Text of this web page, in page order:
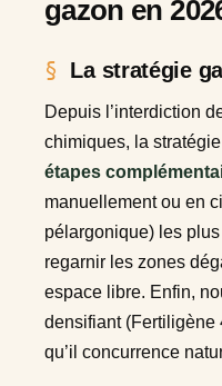
gazon en
La stratégie
Depuis l’interdiction
chimiques, la
étapes
manuellement ou en
pélargonique) les
regarnir les zones
espace libre. Enfin,
densifiant (Fertiligène
qu’il concurrence